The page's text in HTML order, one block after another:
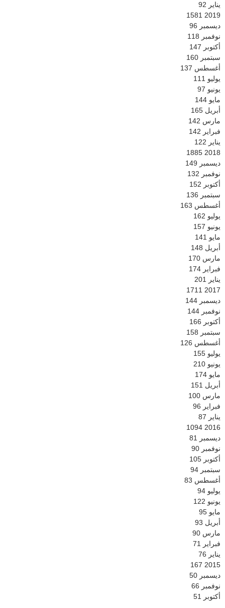
يناير 92
2019
1581
ديسمبر 96
نوفمبر 118
أكتوبر 147
سبتمبر 160
أغسطس 137
يوليو 111
يونيو 97
مايو 144
أبريل 165
مارس 142
فبراير 142
يناير 122
2018
1885
ديسمبر 149
نوفمبر 132
أكتوبر 152
سبتمبر 136
أغسطس 163
يوليو 162
يونيو 157
مايو 141
أبريل 148
مارس 170
فبراير 174
يناير 201
2017
1711
ديسمبر 144
نوفمبر 144
أكتوبر 166
سبتمبر 158
أغسطس 126
يوليو 155
يونيو 210
مايو 174
أبريل 151
مارس 100
فبراير 96
يناير 87
2016
1094
ديسمبر 81
نوفمبر 90
أكتوبر 105
سبتمبر 94
أغسطس 83
يوليو 94
يونيو 122
مايو 95
أبريل 93
مارس 90
فبراير 71
يناير 76
2015
167
ديسمبر 50
نوفمبر 66
أكتوبر 51